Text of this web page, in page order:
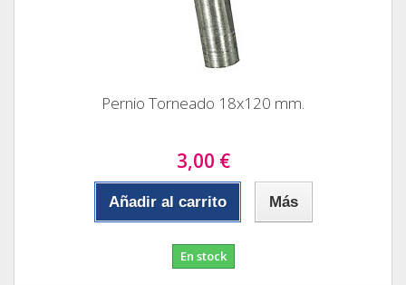
Pernio Torneado 18x120 mm.
3,00 €
Añadir al carrito Más
En stock